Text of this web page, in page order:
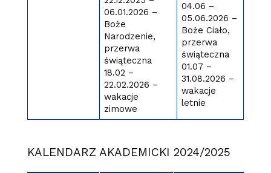
06.01.2026 –
Boże
Narodzenie,
przerwa
świąteczna
18.02 –
22.02.2026 –
wakacje
zimowe
04.06 –
05.06.2026 –
Boże Ciało,
przerwa
świąteczna
01.07 –
31.08.2026 –
wakacje
letnie
KALENDARZ AKADEMICKI 2024/2025